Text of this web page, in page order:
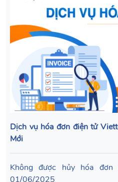
Dịch vụ hóa đơn điện tử
Mới
Không được hủy hóa
01/06/2025